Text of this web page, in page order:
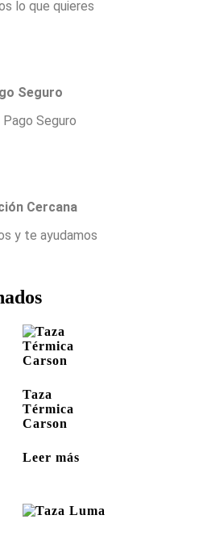
lo que quieres
Seguro
Pago Seguro
Cercana
y te ayudamos
Taza
Térmica
Carson
Leer más